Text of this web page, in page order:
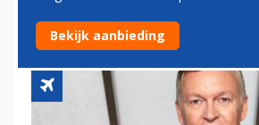
MANAGER
Bekijk aanbieding